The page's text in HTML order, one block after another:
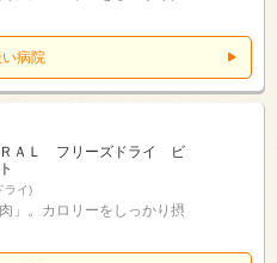
病院
ＡＬ フリーズドライ ビ
ライ)
」。カロリーをしっかり摂